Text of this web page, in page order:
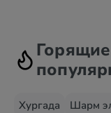
Хургада Шарм